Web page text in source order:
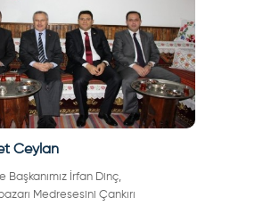
Ceylan
Başkanımız İrfan Dinç,
Medresesini Çankırı